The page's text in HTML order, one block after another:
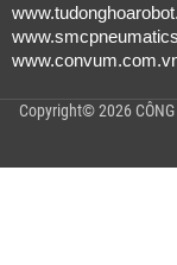
Copyright© 2026 CÔNG